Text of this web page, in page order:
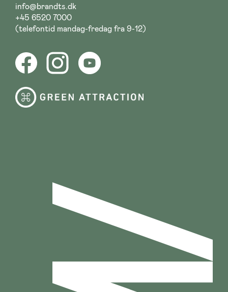
info@brandts.dk
+45 6520 7000
(telefontid mandag-fredag fra 9-12)